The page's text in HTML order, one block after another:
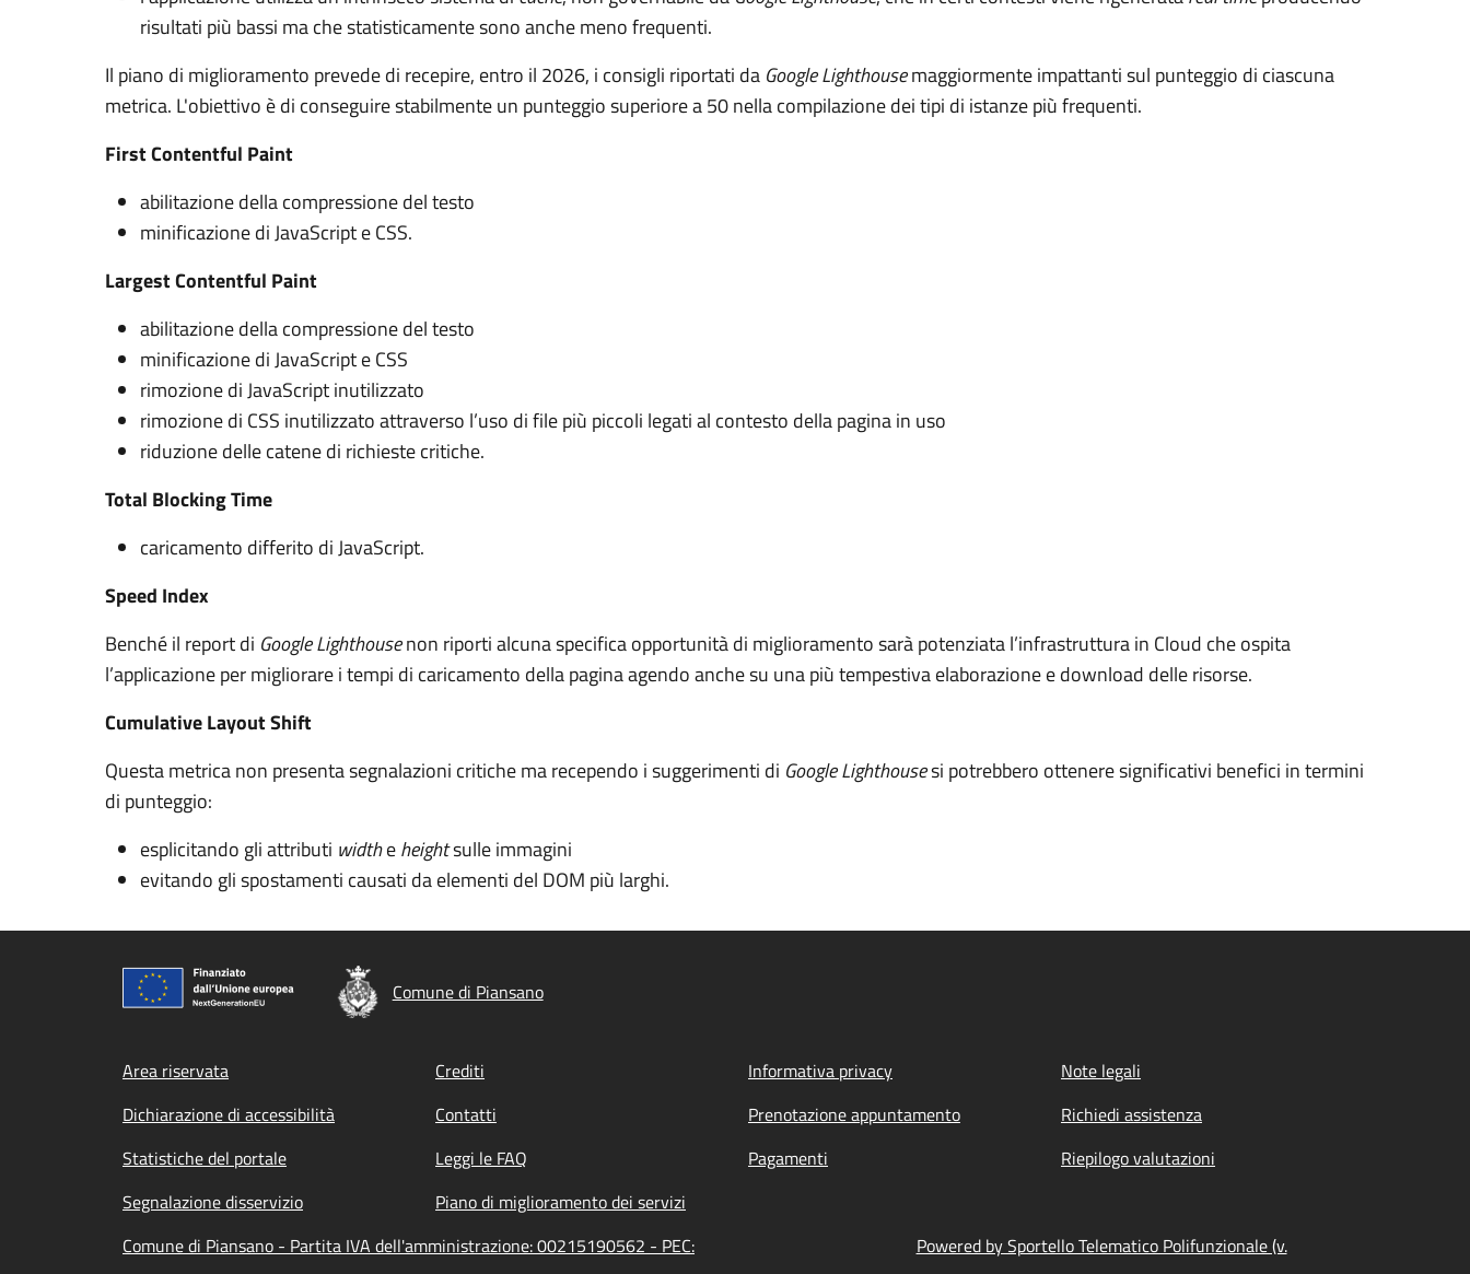
risultati più bassi ma che statisticamente sono anche meno frequenti.
Il piano di miglioramento prevede di recepire, entro il 2026, i consigli riportati da Google Lighthousemaggiormente impattanti sul punteggio di ciascuna
metrica. L'obiettivo è di conseguire stabilmente un punteggio superiore a 50 nella compilazione dei tipi di istanze più frequenti.
First Contentful Paint
abilitazione della compressione del testo
minificazione di JavaScript e CSS.
Largest Contentful Paint
abilitazione della compressione del testo
minificazione di JavaScript e CSS
rimozione di JavaScript inutilizzato
rimozione di CSS inutilizzato attraverso l’uso di file più piccoli legati al contesto della pagina in uso
riduzione delle catene di richieste critiche.
Total Blocking Time
caricamento differito di JavaScript.
Speed Index
Benché il report di Google Lighthousenon riporti alcuna specifica opportunità di miglioramento sarà potenziata l’infrastruttura in Cloud che ospita
l’applicazione per migliorare i tempi di caricamento della pagina agendo anche su una più tempestiva elaborazione e download delle risorse.
Cumulative Layout Shift
Questa metrica non presenta segnalazioni critiche ma recependo i suggerimenti di Google Lighthousesi potrebbero ottenere significativi benefici in termini
di punteggio:
esplicitando gli attributi widtheheightsulle immagini
evitando gli spostamenti causati da elementi del DOM più larghi.
Comune di Piansano
Footer menu
Area riservata Crediti Informativa privacy
Note legali
Dichiarazione di accessibilità
Contatti Prenotazione appuntamento
Richiedi assistenza
Statistiche del portale
Leggi le FAQ Pagamenti
Riepilogo valutazioni
Segnalazione disservizio
Piano di miglioramento dei servizi
Comune di Piansano - Partita IVA dell'amministrazione: 00215190562 - PEC:
Powered by Sportello Telematico Polifunzionale (v.